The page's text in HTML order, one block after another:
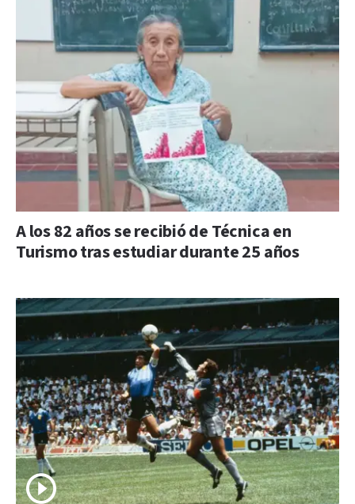
A los 82 años se recibió de Técnica en
Turismo tras estudiar durante 25 años